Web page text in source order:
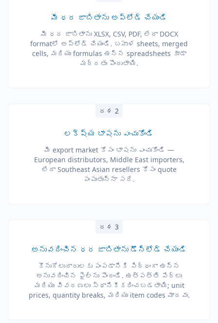
మీ ధర జాబితాను అప్‌లోడ్ చేయండి
మీ ధర జాబితాను XLSX, CSV, PDF, లేదా DOCX
format‌లో అప్‌లోడ్ చేయండి. బహుళ sheets, merged
cells, మరియు formulas ఉన్న spreadsheets కూడా
మద్దతు పొందుతాయి.
దశ 2
లక్ష్య భాషను ఎంచుకోండి
మీ export market కోసం భాషను ఎంచుకోండి —
European distributors, Middle East importers,
లేదా Southeast Asian resellers కోసం quote
పంపుతున్నా సరే.
దశ 3
అనువదించిన ధర జాబితాను డౌన్‌లోడ్ చేయండి
కొనుగోలుదారులకు పంపడానికి సిద్ధంగా ఉన్న
అనువదించిన ఫైల్‌ను పొందండి. ఉత్పత్తి పేర్లు
మరియు వివరణలు స్థానికీకరించబడతాయి; unit
prices, quantity breaks, మరియు item codes మారవు.